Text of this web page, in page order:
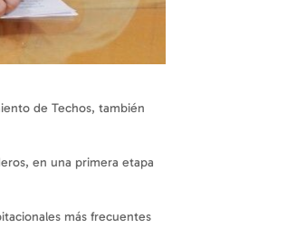
de Techos, también
en una primera etapa
más frecuentes